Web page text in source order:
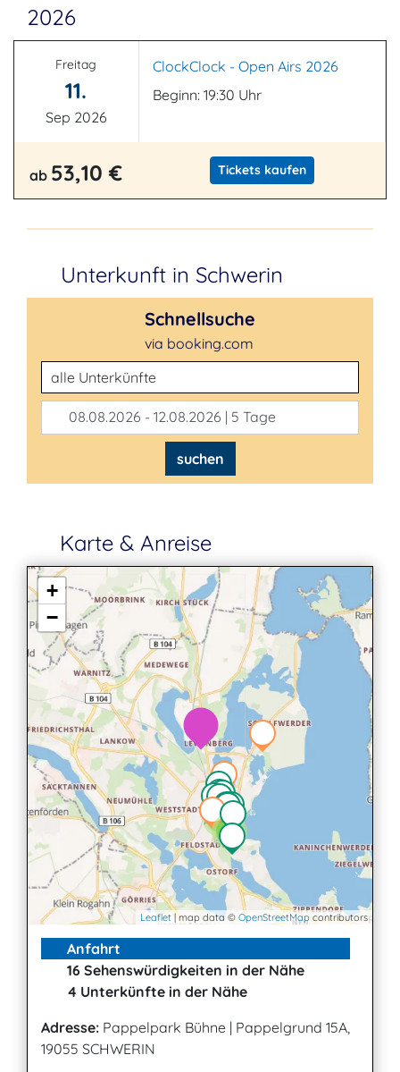
2026
Freitag
11.
Sep 2026
ClockClock - Open Airs 2026
Beginn: 19:30 Uhr
ab 53,10 € Tickets kaufen
Unterkunft in Schwerin
Schnellsuche
via booking.com
Unterkunftsart
08.08.2026 - 12.08.2026 | 5 Tage
suchen
Karte & Anreise
2
2
+
−
Leaflet | map data © OpenStreetMap contributors
Anfahrt
16 Sehenswürdigkeiten in der Nähe
4 Unterkünfte in der Nähe
Adresse: Pappelpark Bühne | Pappelgrund 15A,
19055 SCHWERIN